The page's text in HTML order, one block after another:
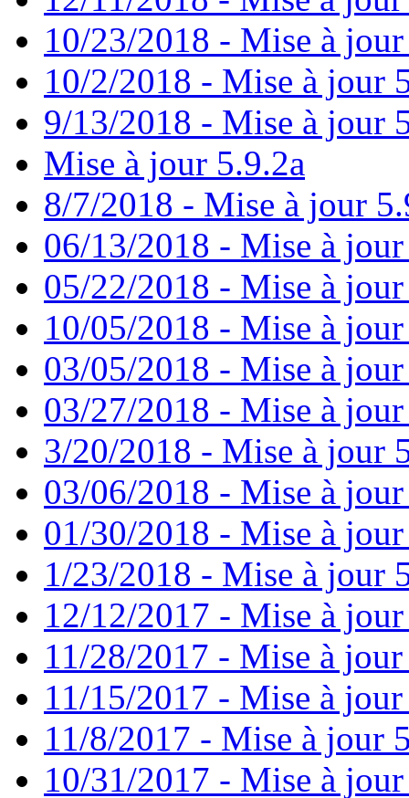
10/23/2018 - Mise à
10/2/2018 - Mise à jour
9/13/2018 - Mise à jour
Mise à jour 5.9.2a
8/7/2018 - Mise à jour
06/13/2018 - Mise à
05/22/2018 - Mise à
10/05/2018 - Mise à
03/05/2018 - Mise à
03/27/2018 - Mise à
3/20/2018 - Mise à jour
03/06/2018 - Mise à
01/30/2018 - Mise à
1/23/2018 - Mise à jour
12/12/2017 - Mise à
11/28/2017 - Mise à
11/15/2017 - Mise à
11/8/2017 - Mise à jour
10/31/2017 - Mise à